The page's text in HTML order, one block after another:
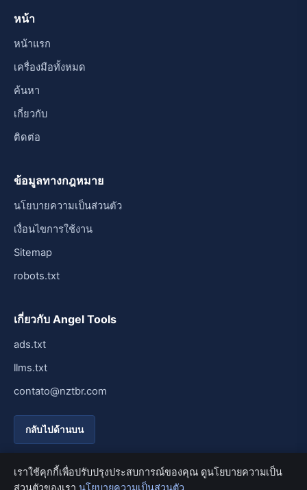
หน้า
หน้าแรก
เครื่องมือทั้งหมด
ค้นหา
เกี่ยวกับ
ติดต่อ
ข้อมูลทางกฎหมาย
นโยบายความเป็นส่วนตัว
เงื่อนไขการใช้งาน
Sitemap
robots.txt
เกี่ยวกับ Angel Tools
ads.txt
llms.txt
contato@nztbr.com
กลับไปด้านบน
เราใช้คุกกี้เพื่อปรับปรุงประสบการณ์ของคุณ ดูนโยบายความเป็น
ส่วนตัวของเรา นโยบายความเป็นส่วนตัว